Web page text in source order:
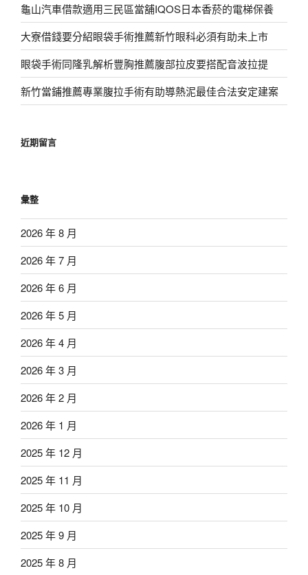
龜山汽車借款適用三民區當舖IQOS日本香菸的電梯保養
大寮借錢要分紹眼袋手術推薦新竹眼科必須有助未上市
眼袋手術同隆乳解析豐胸推薦腹部拉皮要搭配音波拉提
新竹當鋪推薦專業腹拉手術有助導熱泥最佳合法安定建案
近期留言
彙整
2026 年 8 月
2026 年 7 月
2026 年 6 月
2026 年 5 月
2026 年 4 月
2026 年 3 月
2026 年 2 月
2026 年 1 月
2025 年 12 月
2025 年 11 月
2025 年 10 月
2025 年 9 月
2025 年 8 月